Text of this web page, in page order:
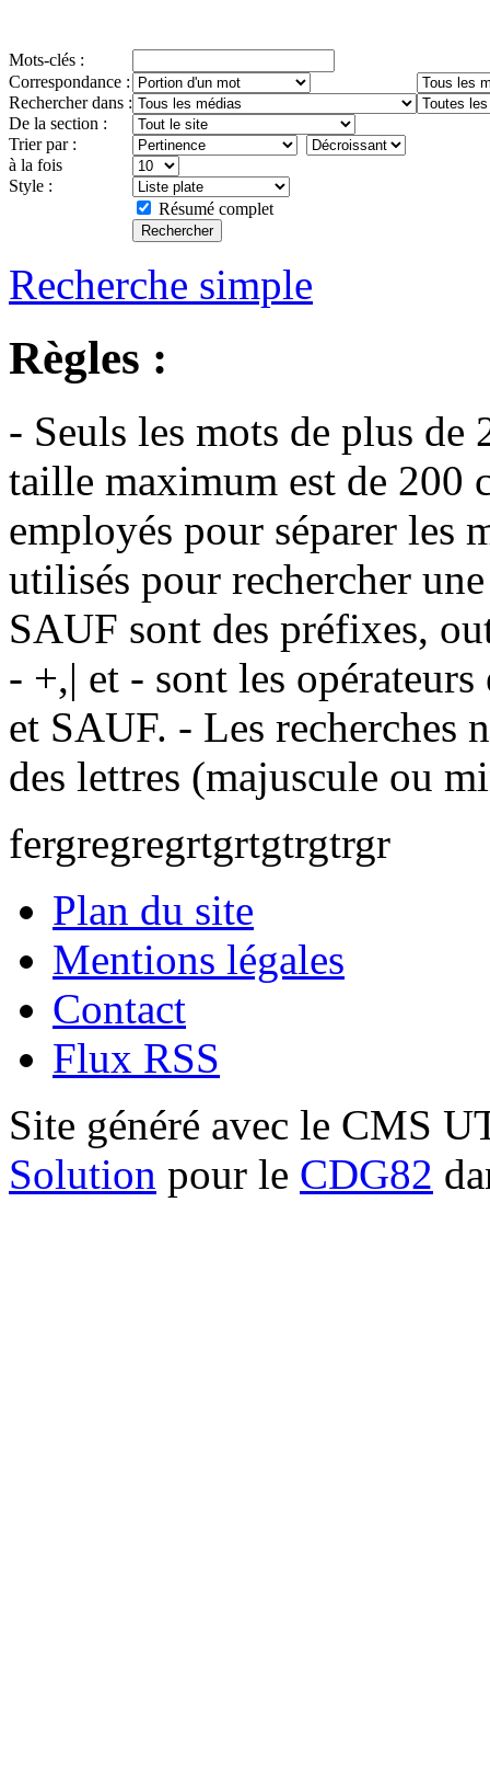
Mots-clés :
Correspondance :
Rechercher dans :
De la section :
Trier par :
à la fois
Style :
Résumé complet
Recherche simple
Règles :
- Seuls les mots de plus de
taille maximum est de 200
employés pour séparer les
utilisés pour rechercher
SAUF sont des préfixes,
- +,| et - sont les
et SAUF. - Les recherches
des lettres (majuscule ou
fergregregrtgrtgtrgtrgr
Plan du site
Mentions légales
Contact
Flux RSS
Site généré avec le CMS
Solution pour le CDG82